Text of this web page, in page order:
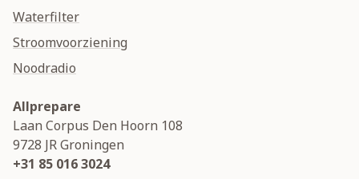
Waterfilter
Stroomvoorziening
Noodradio
Allprepare
Laan Corpus Den Hoorn 108
9728 JRGroningen
+31 85 016 3024